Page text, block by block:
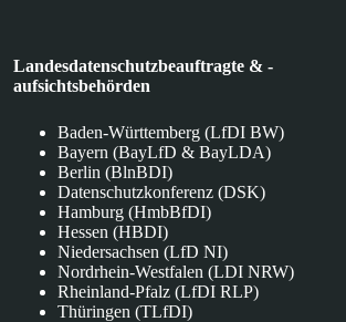
Landesdatenschutzbeauftragte & -
aufsichtsbehörden
Baden-Württemberg (LfDI BW)
Bayern (BayLfD & BayLDA)
Berlin (BlnBDI)
Datenschutzkonferenz (DSK)
Hamburg (HmbBfDI)
Hessen (HBDI)
Niedersachsen (LfD NI)
Nordrhein-Westfalen (LDI NRW)
Rheinland-Pfalz (LfDI RLP)
Thüringen (TLfDI)